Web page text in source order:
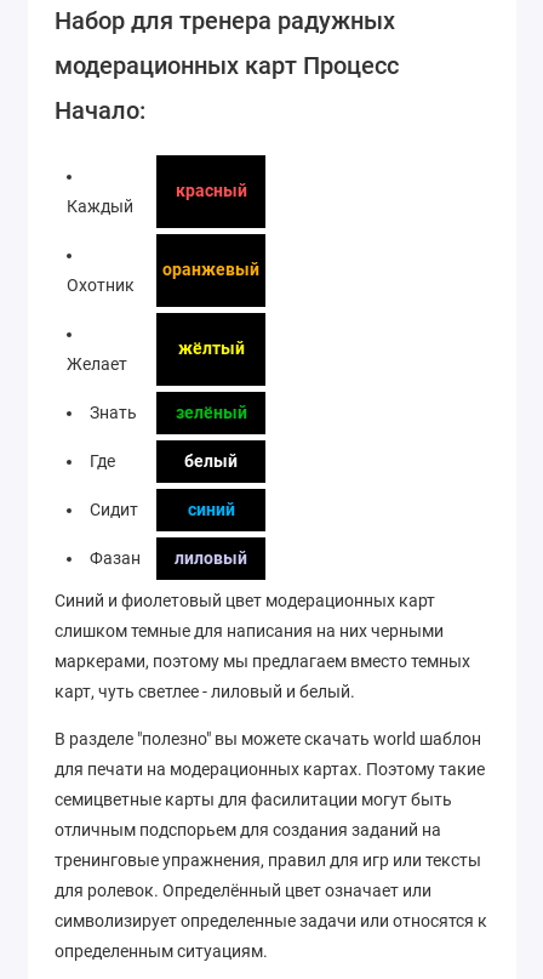
Набор для тренера радужных
модерационных карт Процесс
Начало:
Каждый
красный
Охотник
оранжевый
Желает
жёлтый
Знать зелёный
Где белый
Сидит синий
Фазан лиловый
Синий и фиолетовый цвет модерационных карт
слишком темные для написания на них черными
маркерами, поэтому мы предлагаем вместо темных
карт, чуть светлее - лиловый и белый.
В разделе "полезно" вы можете скачать world шаблон
для печати на модерационных картах. Поэтому такие
семицветные карты для фасилитации могут быть
отличным подспорьем для создания заданий на
тренинговые упражнения, правил для игр или тексты
для ролевок. Определённый цвет означает или
символизирует определенные задачи или относятся к
определенным ситуациям.